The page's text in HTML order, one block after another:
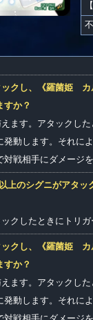
クし、《羅菌姫 カ
すか？
ます。アタックし
発動します。それに
戦相手にダメージを
上のシグニがアタ
クしたときにトリ
クし、《羅菌姫 カ
すか？
ます。アタックし
発動します。それに